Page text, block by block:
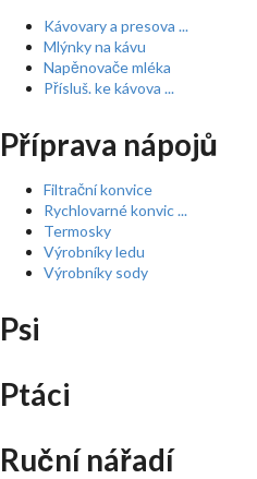
Kávovary a presova ...
Mlýnky na kávu
Napěnovače mléka
Přísluš. ke kávova ...
Příprava nápojů
Filtrační konvice
Rychlovarné konvic ...
Termosky
Výrobníky ledu
Výrobníky sody
Psi
Ptáci
Ruční nářadí